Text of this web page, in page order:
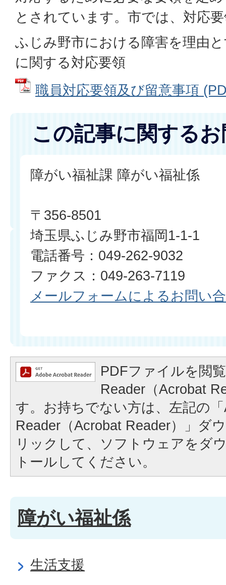
とされています。市では、対応
ふじみ野市における障害を理由
に関する対応要領
職員対応要領及び留意事項
この記事に関する
障がい福祉課 障がい福祉係
〒356-8501
埼玉県ふじみ野市福岡1-1-1
電話番号：049-262-9032
ファクス：049-263-7119​​​​​​​
メールフォームによるお問い
PDFファイルを閲
Reader（Acrobat
す。お持ちでない方は、左記の
Reader（Acrobat Reader）」ダ
リックして、ソフトウェアをダ
トールしてください。
障がい福祉係
生活支援